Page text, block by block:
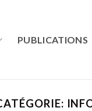
PUBLICATIONS